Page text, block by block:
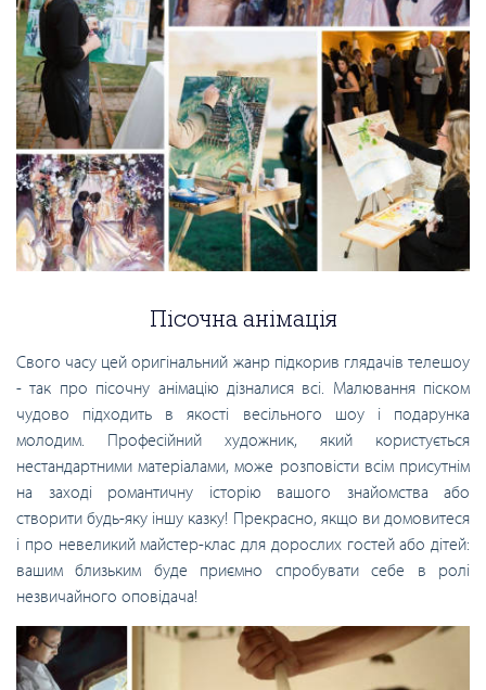
Пісочна анімація
Свого часу цей оригінальний жанр підкорив глядачів телешоу
- так про пісочну анімацію дізналися всі. Малювання піском
чудово підходить в якості весільного шоу і подарунка
молодим. Професійний художник, який користується
нестандартними матеріалами, може розповісти всім присутнім
на заході романтичну історію вашого знайомства або
створити будь-яку іншу казку! Прекрасно, якщо ви домовитеся
і про невеликий майстер-клас для дорослих гостей або дітей:
вашим близьким буде приємно спробувати себе в ролі
незвичайного оповідача!